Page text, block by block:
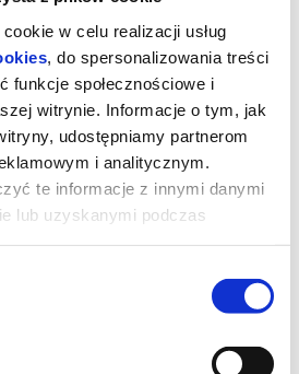
w celu realizacji usług
, do spersonalizowania treści
funkcje społecznościowe i
witrynie. Informacje o tym, jak
udostępniamy partnerom
i analitycznym.
te informacje z innymi danymi
lub uzyskanymi podczas
Świstaka
o rodzinie, przyjaźni i odwadze
pół zając odkrywa, że nie jest sam i